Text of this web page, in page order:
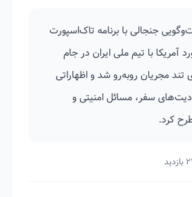
جنجالی با برنامه تاک‌اسپورت
آمریکا با تیم ملی ایران در جام
مجریان روبه‌رو شد و اظهاراتی
سفر، مسائل امنیتی و
کرد.